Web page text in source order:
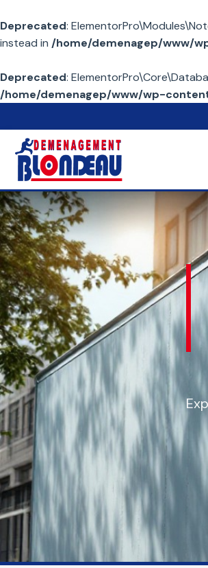
Deprecated:
instead in /home/demenagep/www/
Deprecated:
/home/demenagep/www/wp-